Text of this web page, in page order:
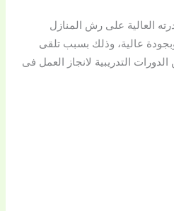
العالية على رش المنازل
عالية، وذلك بسبب تلقى
التدريبية لانجاز العمل فى